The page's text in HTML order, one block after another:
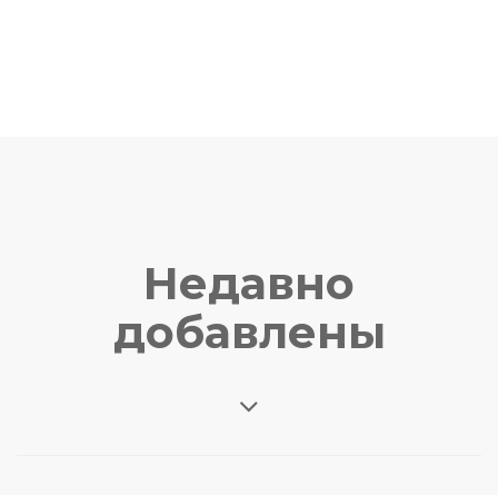
Недавно
добавлены